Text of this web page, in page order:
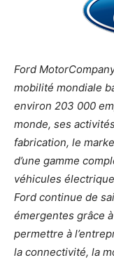
Ford
mobilité mondiale
environ 203 000
monde, ses
fabrication, le
d’une gamme
véhicules
Ford continue de
émergentes grâce
permettre à
la connectivité, la